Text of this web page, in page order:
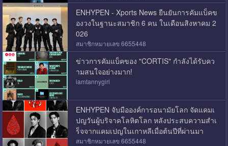
ENHYPEN - Xports News ยืนยันการคัมแบ็คข
องวงในฐานะสมาชิก 6 คน ในเดือนสิงหาคม 2
026
สมาชิกหมายเลข 6655448
ข่าวการคัมแบ็คของ "CORTIS" กำลังได้รับคว
ามสนใจอย่างมาก!
iamtannygirl
ENHYPEN จับมือองค์การอนามัยโลก จัดแคมเ
ปญวันผู้บริจาคโลหิตโลก หลังประสบความสำเ
ร็จจากแคมเปญในเกาหลีเมื่อต้นปีที่ผ่านมา
สมาชิกหมายเลข 6655448